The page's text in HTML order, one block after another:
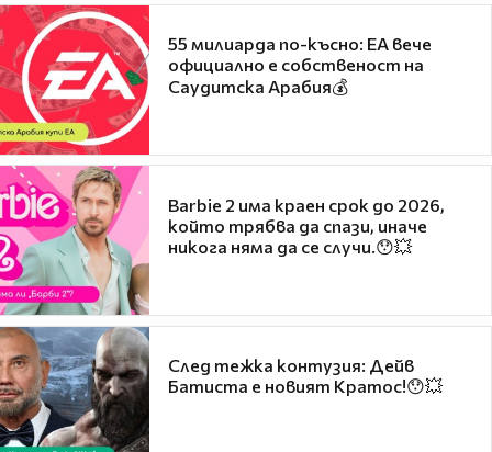
55 милиарда по-късно: EA вече
официално е собственост на
Саудитска Арабия💰
Barbie 2 има краен срок до 2026,
който трябва да спази, иначе
никога няма да се случи.😯💥
След тежка контузия: Дейв
Батиста е новият Кратос!😯💥